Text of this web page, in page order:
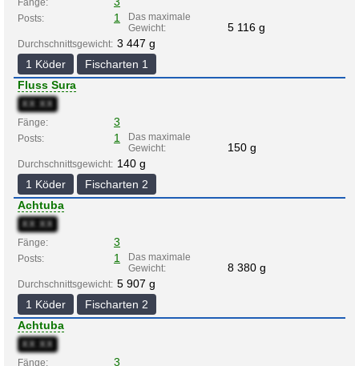
Fänge:
Posts: 1
Das maximale
Gewicht:
5 116 g
Durchschnittsgewicht: 3 447 g
1 Köder
Fischarten 1
Fluss Sura
XX:XX
Fänge:
3
Posts: 1
Das maximale
Gewicht:
150 g
Durchschnittsgewicht: 140 g
1 Köder
Fischarten 2
Achtuba
XX:XX
Fänge:
3
Posts: 1
Das maximale
Gewicht:
8 380 g
Durchschnittsgewicht: 5 907 g
1 Köder
Fischarten 2
Achtuba
XX:XX
Fänge:
3